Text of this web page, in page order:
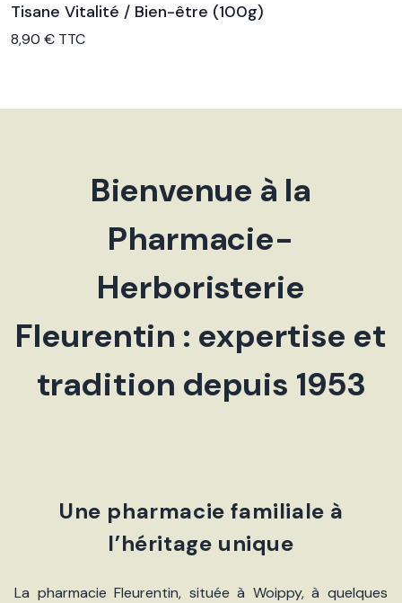
Voir le produit
Tisane Vitalité / Bien-être (100g)
8,90 € TTC
Bienvenue à la
Pharmacie-
Herboristerie
Fleurentin : expertise et
tradition depuis 1953
Une pharmacie familiale à
l’héritage unique
La pharmacie Fleurentin, située à Woippy, à quelques